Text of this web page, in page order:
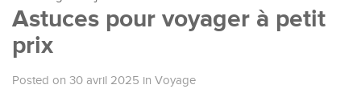
Astuces pour voyager à petit
prix
Posted on 30 avril 2025 in Voyage